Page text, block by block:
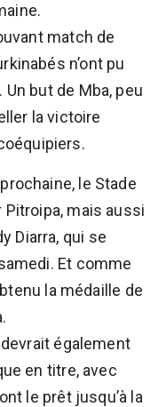
match de
n’ont pu
but de Mba, peu
la victoire
le Stade
mais aussi
Diarra, qui se
Et comme
la médaille de
également
en titre, avec
le prêt jusqu’à la